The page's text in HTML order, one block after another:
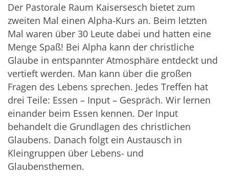
Der Pastorale Raum Kaisersesch bietet zum
zweiten Mal einen Alpha-Kurs an. Beim letzten
Mal waren über 30 Leute dabei und hatten eine
Menge Spaß! Bei Alpha kann der christliche
Glaube in entspannter Atmosphäre entdeckt und
vertieft werden. Man kann über die großen
Fragen des Lebens sprechen. Jedes Treffen hat
drei Teile: Essen – Input – Gespräch. Wir lernen
einander beim Essen kennen. Der Input
behandelt die Grundlagen des christlichen
Glaubens. Danach folgt ein Austausch in
Kleingruppen über Lebens- und
Glaubensthemen.